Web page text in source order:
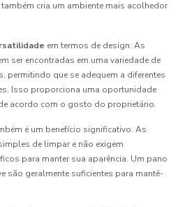
cria um ambiente mais acolhedor
em termos de design. As
ser encontradas em uma variedade de
permitindo que se adequem a diferentes
Isso proporciona uma oportunidade
acordo com o gosto do proprietário.
é um benefício significativo. As
de limpar e não exigem
para manter sua aparência. Um pano
são geralmente suficientes para mantê-